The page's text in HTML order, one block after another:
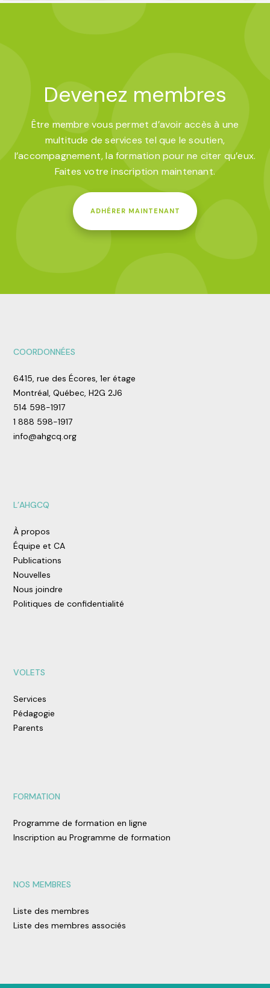
Devenez membres
Être membre vous permet d’avoir accès à une
multitude de services tel que le soutien,
l’accompagnement, la formation pour ne citer qu’eux.
Faites votre inscription maintenant.
ADHÉRER MAINTENANT
COORDONNÉES
6415, rue des Écores, 1er étage
Montréal, Québec, H2G 2J6
514 598-1917
1 888 598-1917
info@ahgcq.org
L’AHGCQ
À propos
Équipe et CA
Publications
Nouvelles
Nous joindre
Politiques de confidentialité
VOLETS
Services
Pédagogie
Parents
FORMATION
Programme de formation en ligne
Inscription au Programme de formation
NOS MEMBRES
Liste des membres
Liste des membres associés